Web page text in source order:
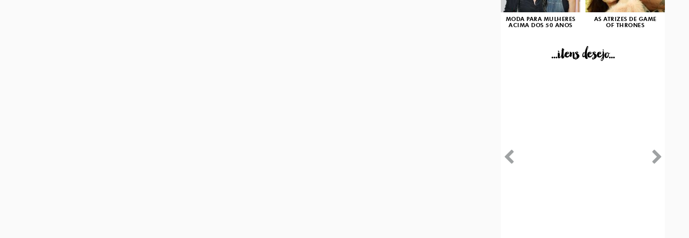
MODA PARA MULHERES
ACIMA DOS 50 ANOS
AS ATRIZES DE GAME
OF THRONES
...itens desejo...